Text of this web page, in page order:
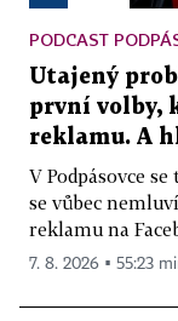
PODCAST
Utajený
první volby,
reklamu. A
V Podpásovce
se vůbec
reklamu na
7. 8. 2026 ▪ 55:23